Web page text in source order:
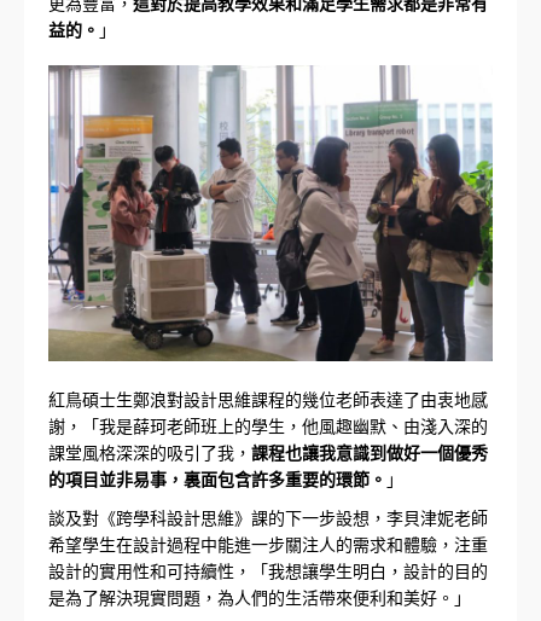
益的。 」
紅鳥碩士生鄭浪對設計思維課程的幾位老師表達了由衷地感
謝，「我是薛珂老師班上的學生，他風趣幽默、由淺入深的
課堂風格深深的吸引了我， 課程也讓我意識到做好一個優秀
的項目並非易事，裏面包含許多重要的環節。 」
談及對《跨學科設計思維》課的下一步設想，李貝津妮老師
希望學生在設計過程中能進一步關注人的需求和體驗，注重
設計的實用性和可持續性，「我想讓學生明白，設計的目的
是為了解決現實問題，為人們的生活帶來便利和美好。」